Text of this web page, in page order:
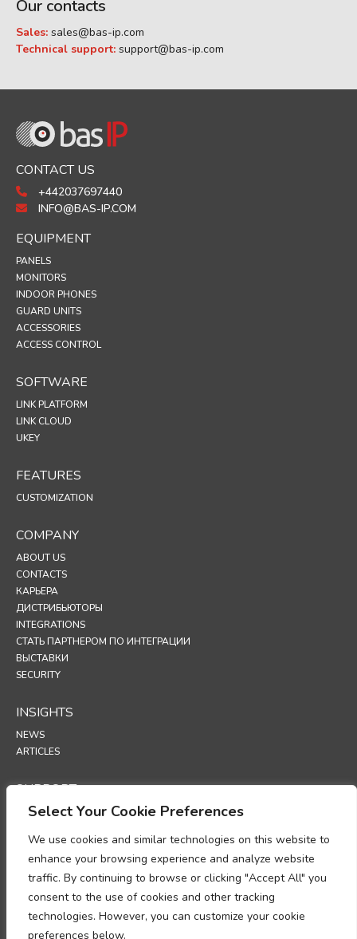
Select Your Cookie Preferences
We use cookies and similar technologies on this website to
enhance your browsing experience and analyze website
traffic. By continuing to browse or clicking "Accept All" you
consent to the use of cookies and other tracking
technologies. However, you can customize your cookie
preferences below.
Our contacts
Sales: sales@bas-ip.com
Technical support: support@bas-ip.com
CONTACT US
+442037697440
INFO@BAS-IP.COM
EQUIPMENT
PANELS
MONITORS
INDOOR PHONES
GUARD UNITS
ACCESSORIES
ACCESS CONTROL
SOFTWARE
LINK PLATFORM
LINK CLOUD
UKEY
FEATURES
CUSTOMIZATION
COMPANY
ABOUT US
CONTACTS
КАРЬЕРА
ДИСТРИБЬЮТОРЫ
INTEGRATIONS
СТАТЬ ПАРТНЕРОМ ПО ИНТЕГРАЦИИ
ВЫСТАВКИ
SECURITY
INSIGHTS
NEWS
ARTICLES
SUPPORT
TECHNICAL PORTAL
POLICIES
ПОЛИТИКА КОНФИДЕНЦИАЛЬНОСТИ
ПОЛИТИКА ИСПОЛЬЗОВАНИЯ ФАЙЛОВ COOKIES
МЕМОРАНДУМ О СООТВЕТСТВИИ ТРЕБОВАНИЯМ В ОБЛАСТИ
ОБРАБОТКИ ПЕРСОНАЛЬНЫХ ДАННЫХ
ДОПОЛНЕНИЕ ОБ ОБРАБОТКЕ ДАННЫХ